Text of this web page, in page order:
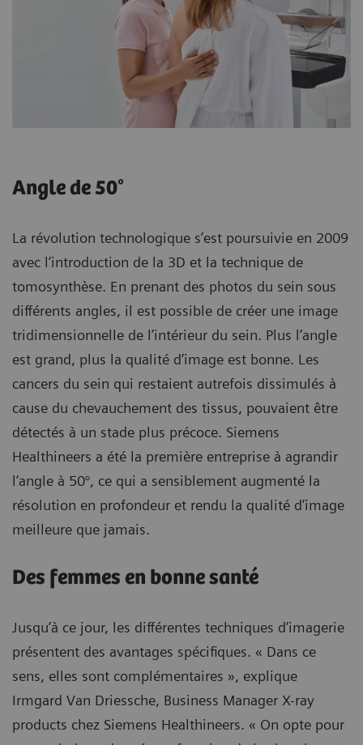
Angle de 50°
La révolution technologique s’est poursuivie en 2009
avec l’introduction de la 3D et la technique de
tomosynthèse. En prenant des photos du sein sous
différents angles, il est possible de créer une image
tridimensionnelle de l’intérieur du sein. Plus l’angle
est grand, plus la qualité d’image est bonne. Les
cancers du sein qui restaient autrefois dissimulés à
cause du chevauchement des tissus, pouvaient être
détectés à un stade plus précoce. Siemens
Healthineers a été la première entreprise à agrandir
l’angle à 50°, ce qui a sensiblement augmenté la
résolution en profondeur et rendu la qualité d’image
meilleure que jamais.
Des femmes en bonne santé
Jusqu’à ce jour, les différentes techniques d’imagerie
présentent des avantages spécifiques. « Dans ce
sens, elles sont complémentaires », explique
Irmgard Van Driessche, Business Manager X-ray
products chez Siemens Healthineers. « On opte pour